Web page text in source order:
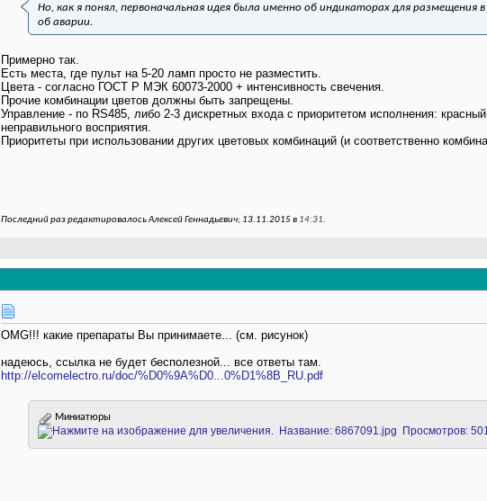
Но, как я понял, первоначальная идея была именно об индикаторах для
об аварии.
Примерно так.
Есть места, где пульт на 5-20 ламп просто не разместить.
Цвета - согласно ГОСТ Р МЭК 60073-2000 + интенсивность свечения.
Прочие комбинации цветов должны быть запрещены.
Управление - по RS485, либо 2-3 дискретных входа с приоритетом исполнения:
неправильного восприятия.
Приоритеты при использовании других цветовых комбинаций (и соответственно
Последний раз редактировалось Алексей Геннадьевич; 13.11.2015 в 14:31.
OMG!!! какие препараты Вы принимаете... (см. рисунок)
надеюсь, ссылка не будет бесполезной... все ответы там.
http://elcomelectro.ru/doc/%D0%9A%D0...0%D1%8B_RU.pdf
Миниатюры